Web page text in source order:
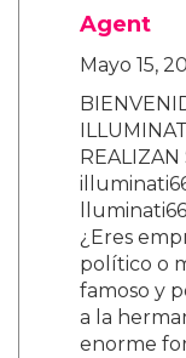
Agent
Mayo 15,
¿Eres
político o
famoso y
a la
enorme